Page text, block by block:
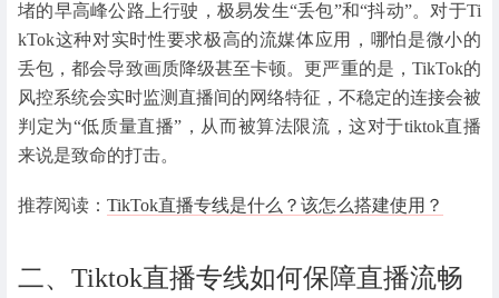
堵的早高峰公路上行驶，极易发生“丢包”和“抖动”。对于Ti
kTok这种对实时性要求极高的流媒体应用，哪怕是微小的
丢包，都会导致画质降级甚至卡顿。更严重的是，TikTok的
风控系统会实时监测直播间的网络特征，不稳定的连接会被
判定为“低质量直播”，从而被算法限流，这对于tiktok直播
来说是致命的打击。
推荐阅读： TikTok直播专线是什么？该怎么搭建使用？
二、Tiktok直播专线如何保障直播流畅